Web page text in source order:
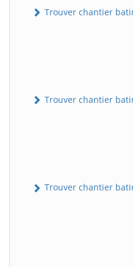
Trouver chantier
Trouver chantier
Trouver chantier